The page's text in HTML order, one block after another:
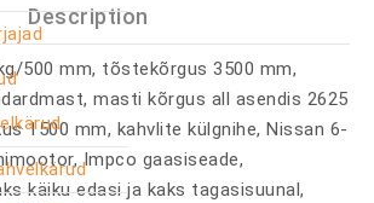
Description
500 mm, tõstekõrgus 3500 mm,
masti kõrgus all asendis 2625
1500 mm, kahvlite külgnihe, Nissan 6-
Impco gaasiseade,
käiku edasi ja kaks tagasisuunal,